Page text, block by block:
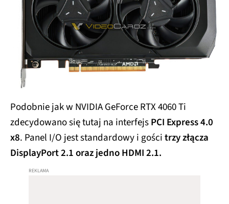
Podobnie jak w NVIDIA GeForce RTX 4060 Ti
zdecydowano się tutaj na interfejsPCI Express 4.0
x8. Panel I/O jest standardowy i gościtrzy złącza
DisplayPort 2.1 oraz jedno HDMI 2.1.